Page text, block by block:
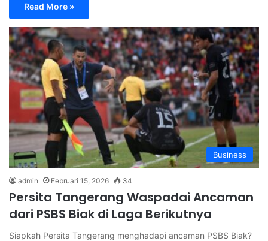
Read More »
Business
admin Februari 15, 2026 34
Persita Tangerang Waspadai Ancaman
dari PSBS Biak di Laga Berikutnya
Siapkah Persita Tangerang menghadapi ancaman PSBS Biak?